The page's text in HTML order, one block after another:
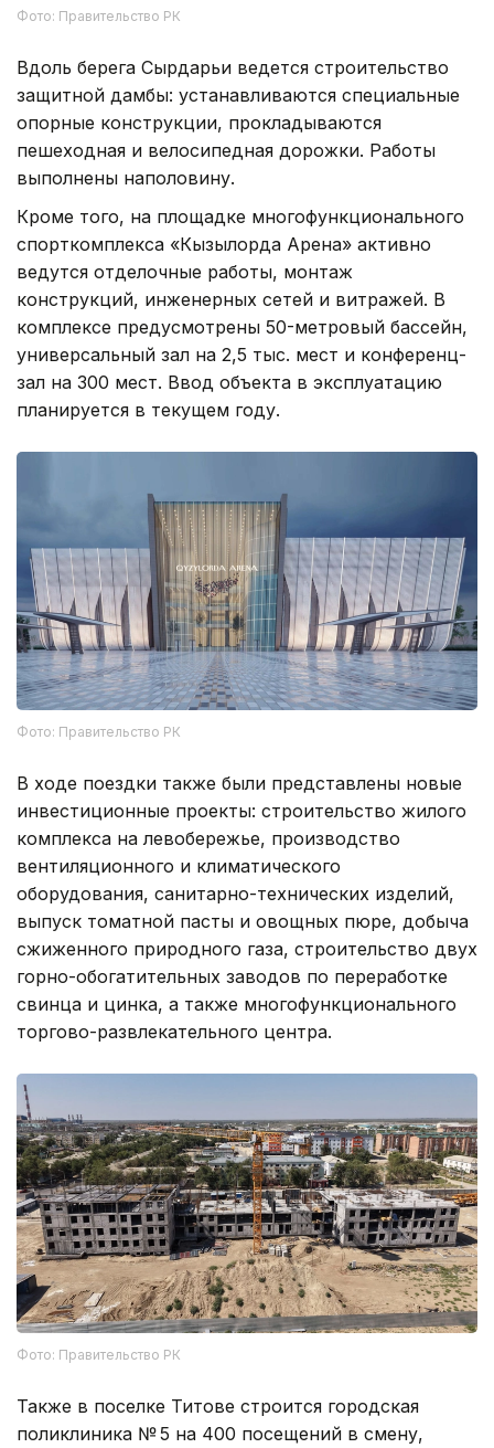
Фото: Правительство РК
Вдоль берега Сырдарьи ведется строительство
защитной дамбы: устанавливаются специальные
опорные конструкции, прокладываются
пешеходная и велосипедная дорожки. Работы
выполнены наполовину.
Кроме того, на площадке многофункционального
спорткомплекса «Кызылорда Арена» активно
ведутся отделочные работы, монтаж
конструкций, инженерных сетей и витражей. В
комплексе предусмотрены 50-метровый бассейн,
универсальный зал на 2,5 тыс. мест и конференц-
зал на 300 мест. Ввод объекта в эксплуатацию
планируется в текущем году.
Фото: Правительство РК
В ходе поездки также были представлены новые
инвестиционные проекты: строительство жилого
комплекса на левобережье, производство
вентиляционного и климатического
оборудования, санитарно-технических изделий,
выпуск томатной пасты и овощных пюре, добыча
сжиженного природного газа, строительство двух
горно-обогатительных заводов по переработке
свинца и цинка, а также многофункционального
торгово-развлекательного центра.
Фото: Правительство РК
Также в поселке Титове строится городская
поликлиника № 5 на 400 посещений в смену,